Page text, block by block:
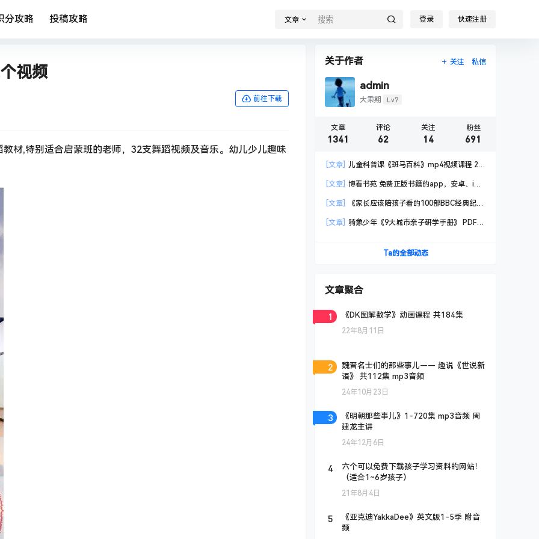
分攻略 投稿攻略 文章 登录 快速注册
视频
前往下载
材,特别适合启蒙班的老师，32支舞蹈视频及音乐。幼儿少儿趣味
关于作者 关注 私信
admin
大乘期 Lv7
文章
1341
评论
62
关注
14
粉丝
691
[文章]
儿童科普课《斑马百科》mp4视频课程 20
[文章]
博看书苑 免费正版书籍的app，安卓、iOS
[文章]
《家长应该陪孩子看的100部BBC经典纪录
[文章]
骑象少年《9大城市亲子研学手册》 PDF格
Ta的全部动态
文章聚合
1 《DK图解数学》动画课程 共184集
22年8月11日
2
魏晋名士们的那些事儿—— 趣说《世说新
语》 共112集 mp3音频
24年10月23日
3
《明朝那些事儿》1-720集 mp3音频 周
建龙主讲
24年12月6日
4
六个可以免费下载孩子学习资料的网站！
（适合1~6岁孩子）
21年8月4日
5
《亚克迪YakkaDee》英文版1-5季 附音
频